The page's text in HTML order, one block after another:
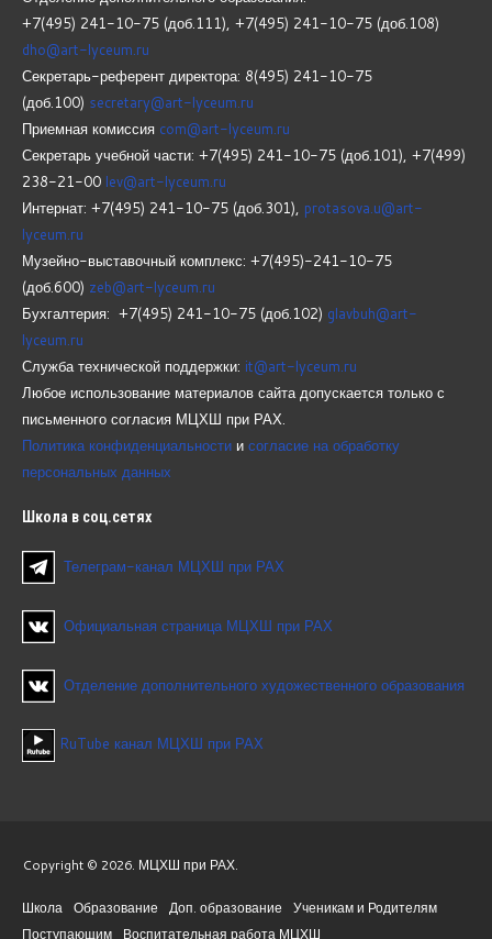
+7(495) 241-10-75 (доб.111), +7(495) 241-10-75 (доб.108)
dho@art-lyceum.ru
Секретарь-референт директора: 8(495) 241-10-75
(доб.100) secretary@art-lyceum.ru
Приемная комиссия com@art-lyceum.ru
Секретарь учебной части: +7(495) 241-10-75 (доб.101), +7(499)
238-21-00 lev@art-lyceum.ru
Интернат: +7(495) 241-10-75 (доб.301), protasova.u@art-
lyceum.ru
Музейно-выставочный комплекс: +7(495)-241-10-75
(доб.600) zeb@art-lyceum.ru
Бухгалтерия: +7(495) 241-10-75 (доб.102) glavbuh@art-
lyceum.ru
Служба технической поддержки: it@art-lyceum.ru
Любое использование материалов сайта допускается только с
письменного согласия МЦХШ при РАХ.
Политика конфиденциальности и согласие на обработку
персональных данных
Школа в соц.сетях
Телеграм-канал МЦХШ при РАХ
Официальная страница МЦХШ при РАХ
Отделение дополнительного художественного образования
RuTube канал МЦХШ при РАХ
Copyright © 2026. МЦХШ при РАХ.
Школа Образование Доп. образование
Ученикам и Родителям
Поступающим
Воспитательная работа МЦХШ